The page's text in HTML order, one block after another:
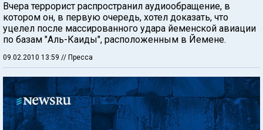
Вчера террорист распространил аудиообращение, в
котором он, в первую очередь, хотел доказать, что
уцелел после массированного удара йеменской авиации
по базам "Аль-Каиды", расположенным в Йемене.
09.02.2010 13:59 // Пресса